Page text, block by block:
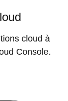
cloud à
Console.